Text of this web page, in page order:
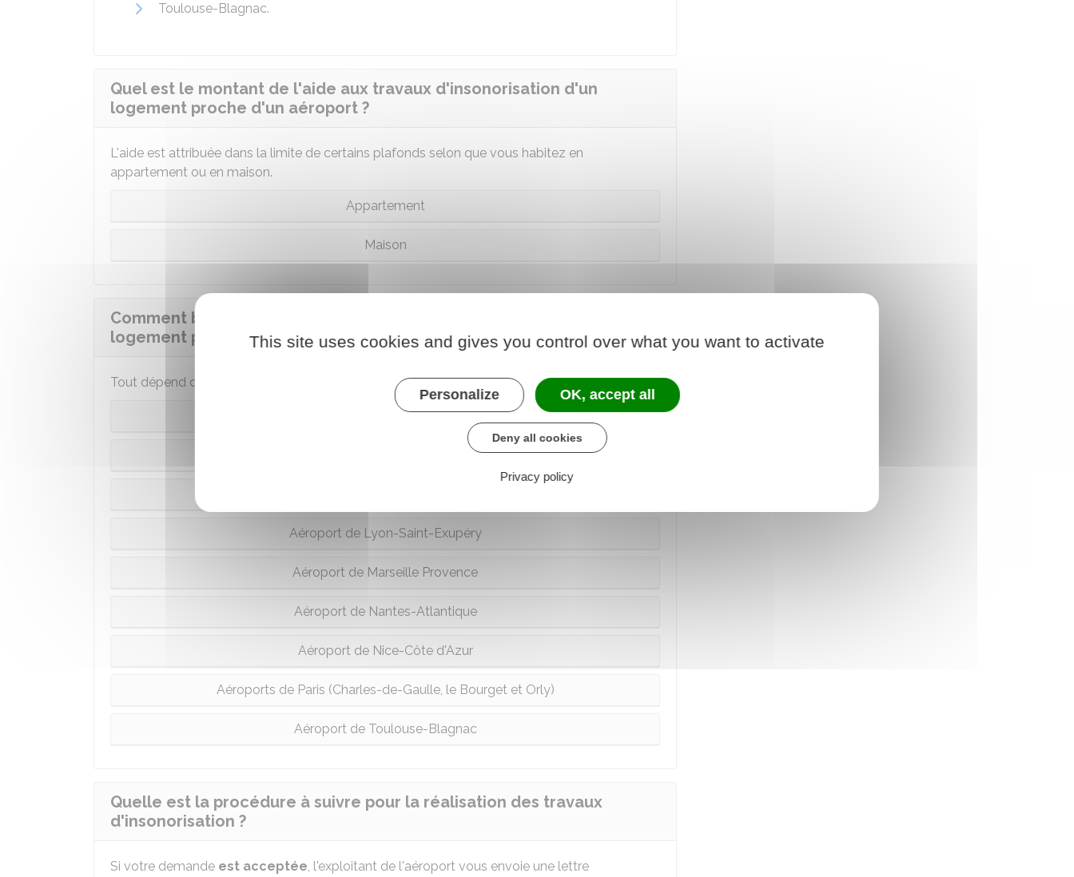
Toulouse-Blagnac.
Quel est le montant de l'aide aux travaux d'insonorisation d'un
logement proche d'un aéroport ?
L'aide est attribuée dans la limite de certains plafonds selon que vous habitez en
appartement ou en maison.
Appartement
Maison
Comment bénéficier de l'aide aux travaux d'insonorisation d'un
logement proche d'un aéroport ?
Tout dépend de l'aéroport concerné.
Aéroport de Bâle-Mulhouse
Aéroport de Lyon-Saint-Exupéry
Aéroport de Marseille Provence
Aéroport de Nantes-Atlantique
Aéroport de Nice-Côte d'Azur
Aéroports de Paris (Charles-de-Gaulle, le Bourget et Orly)
Aéroport de Toulouse-Blagnac
Quelle est la procédure à suivre pour la réalisation des travaux
d'insonorisation ?
Si votre demande est acceptée, l'exploitant de l'aéroport vous envoie une lettre
This site uses cookies and gives you control over what you want to activate
Personalize OK, accept all
Deny all cookies
Privacy policy